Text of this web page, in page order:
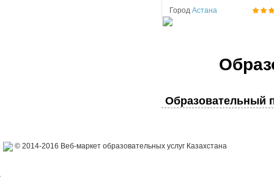
Город Астана
Образовательный
© 2014-2016 Веб-маркет образовательных услуг Казахстана